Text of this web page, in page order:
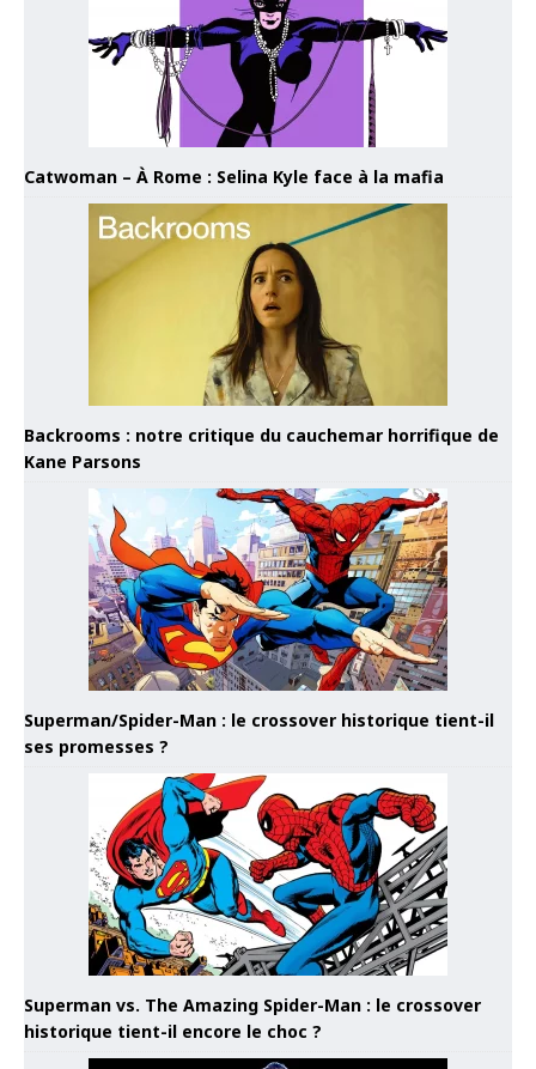
Catwoman – À Rome : Selina Kyle face à la mafia
Backrooms : notre critique du cauchemar horrifique de
Kane Parsons
Superman/Spider-Man : le crossover historique tient-il
ses promesses ?
Superman vs. The Amazing Spider-Man : le crossover
historique tient-il encore le choc ?